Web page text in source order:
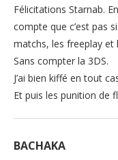
Félicitations Starnab.
compte que c’est pas
matchs, les freeplay et
Sans compter la 3DS.
J’ai bien kiffé en tout
Et puis les punition de
BACHAKA